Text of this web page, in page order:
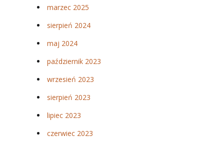
marzec 2025
sierpień 2024
maj 2024
październik 2023
wrzesień 2023
sierpień 2023
lipiec 2023
czerwiec 2023